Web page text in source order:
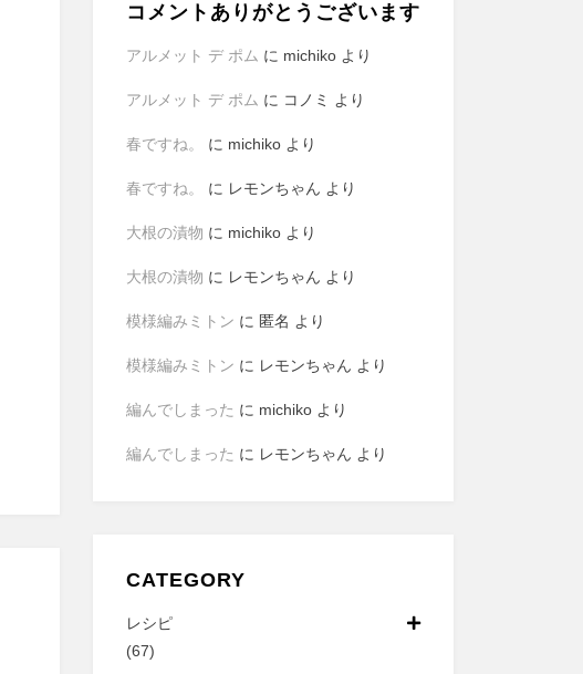
コメントありがとうございます
アルメット デ ポム に michikoより
アルメット デ ポム に コノミ より
春ですね。 に michikoより
春ですね。 に レモンちゃん より
大根の漬物 に michikoより
大根の漬物 に レモンちゃん より
模様編みミトン に 匿名 より
模様編みミトン に レモンちゃん より
編んでしまった に michikoより
編んでしまった に レモンちゃん より
CATEGORY
レシピ
(67)